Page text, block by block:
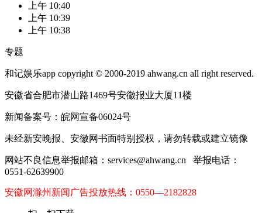
上午 10:40
上午 10:39
上午 10:38
专题
和记娱乐app copyright © 2000-2019 ahwang.cn all right reserved.
安徽省合肥市潜山路1469号安徽报业大厦11楼
新闻备案号：皖网宣备06024号
未经新安晚报、安徽网书面特别授权，请勿转载或建立镜像
网站不良信息举报邮箱： services@ahwang.cn 举报电话：
0551-62639900
安徽网滁州新闻广告投放热线：0550—2182828